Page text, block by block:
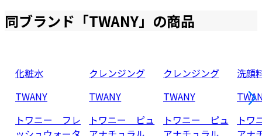
同ブランド「TWANY」の商品
化粧水
TWANY
トワニー フレ
クレンジング
TWANY
トワニー ピュ
クレンジング
TWANY
トワニー ピュ
洗顔
ト